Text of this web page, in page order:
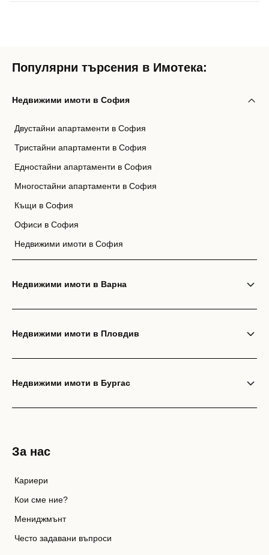
Популярни търсения в Имотека:
Недвижими имоти в София
Двустайни апартаменти в София
Тристайни апартаменти в София
Едностайни апартаменти в София
Многостайни апартаменти в София
Къщи в София
Офиси в София
Недвижими имоти в София
Недвижими имоти в Варна
Недвижими имоти в Пловдив
Недвижими имоти в Бургас
За нас
Кариери
Кои сме ние?
Мениджмънт
Често задавани въпроси